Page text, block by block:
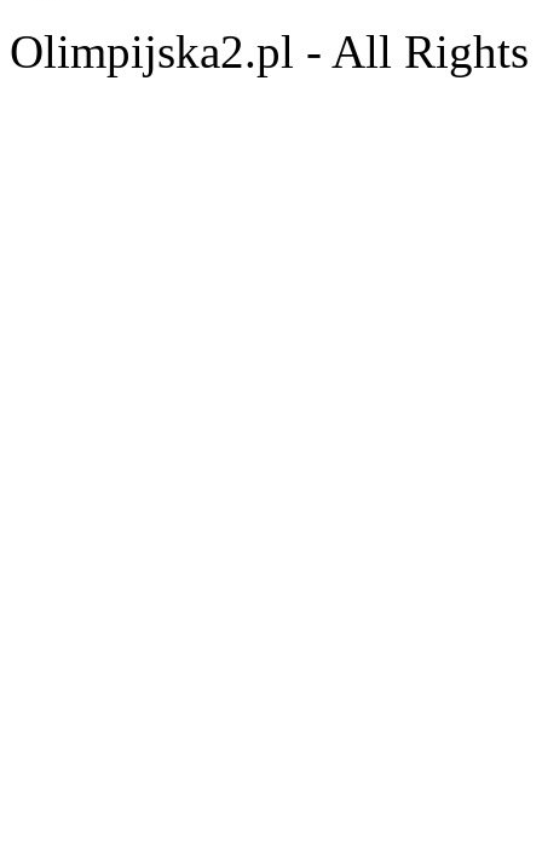
Olimpijska2.pl - All Rights